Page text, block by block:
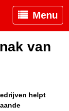
Menu
van
helpt